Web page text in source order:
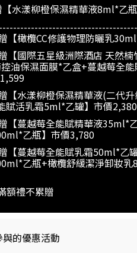
【水漾柳橙保濕精華液8ml*乙
【橄欖CC修護物理防曬乳
【國際五星級洲際酒店 天然
油保濕面膜*乙盒+蔓越莓全
【水漾柳橙保濕精華液(二代
賦活乳霜5ml*乙罐】市價2,380
【蔓越莓全能賦精華液35ml*
乙瓶】市價3,780
【蔓越莓全能賦乳霜50ml*乙
乙瓶+橄欖舒緩潔淨卸妝
額禮不累贈
與的優惠活動